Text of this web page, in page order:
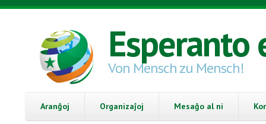
Skip to main content
Esperanto
Von Mensch zu Mensch!
Aranĝoj Organizaĵoj Mesaĝo al ni